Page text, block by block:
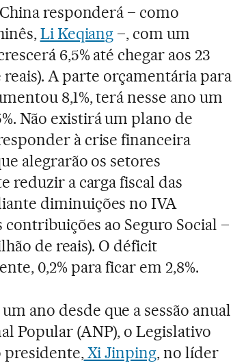
responderá – como
Li Keqiang –, com um
6,5% até chegar aos 23
A parte orçamentária para
8,1%, terá nesse ano um
Não existirá um plano de
à crise financeira
alegrarão os setores
reduzir a carga fiscal das
diminuições no IVA
ao Seguro Social –
de reais). O déficit
0,2% para ficar em 2,8%.
ano desde que a sessão anual
Popular (ANP), o Legislativo
presidente,Xi Jinping, no líder